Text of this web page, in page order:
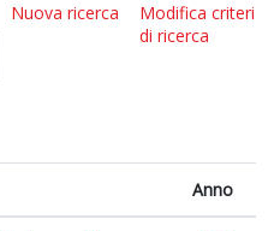
Nuova ricerca
Modifica criteri
di ricerca
Anno